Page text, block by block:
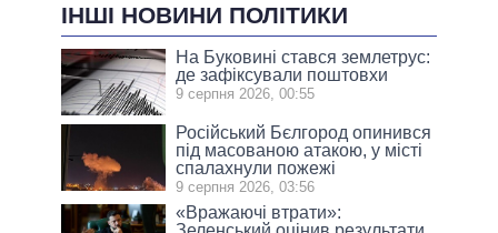
ІНШІ НОВИНИ ПОЛІТИКИ
На Буковині стався землетрус:
де зафіксували поштовхи
9 серпня 2026, 00:55
Російський Бєлгород опинився
під масованою атакою, у місті
спалахнули пожежі
9 серпня 2026, 03:56
«Вражаючі втрати»: